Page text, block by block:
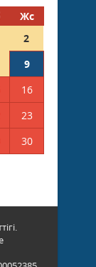
Жс
2
9
16
23
30